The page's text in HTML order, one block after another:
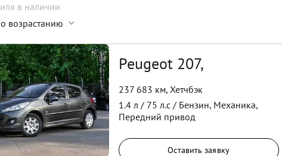
в наличии
возрастанию
Peugeot 207,
237 683 км, Хетчбэк
1.4л / 75 л.с / Бензин, Механика,
Передний привод
Оставить заявку